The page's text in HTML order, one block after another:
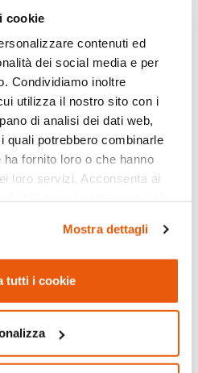
cookie
contenuti ed
dei social media e per
Condividiamo inoltre
utilizza il nostro sito con i
di analisi dei dati web,
quali potrebbero combinarle
fornito loro o che hanno
loro servizi. Acconsenta ai
Mostra dettagli
tutti i cookie